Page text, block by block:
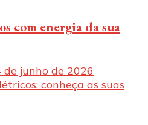
com energia da sua
de junho de 2026